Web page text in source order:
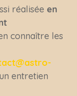
réalisée en
connaître les
entretien